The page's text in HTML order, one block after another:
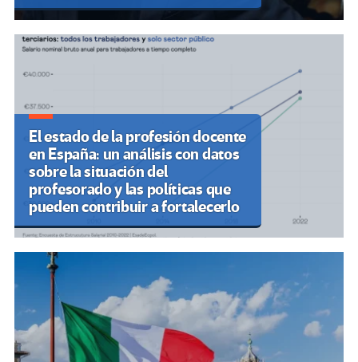
El estado de la profesión docente
en España: un análisis con datos
sobre la situación del
profesorado y las políticas que
pueden contribuir a fortalecerlo